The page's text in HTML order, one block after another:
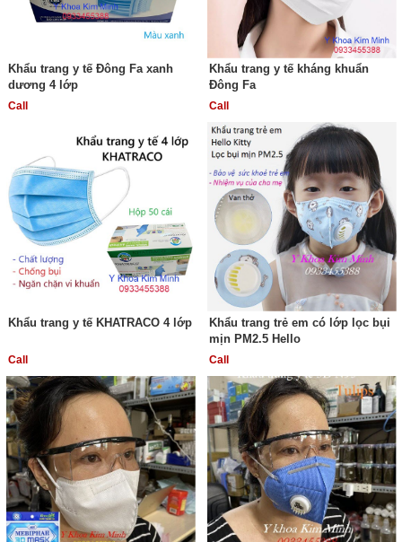
Khẩu trang y tế Đông Fa xanh
dương 4 lớp
Call
Khẩu trang y tế kháng khuẩn
Đông Fa
Call
Khẩu trang y tế KHATRACO 4 lớp
Call
Khẩu trang trẻ em có lớp lọc bụi
mịn PM2.5 Hello
Call